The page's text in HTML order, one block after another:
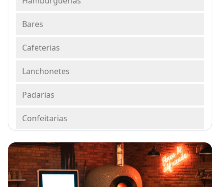
Bares
Cafeterias
Lanchonetes
Padarias
Confeitarias
Sorveterias
Fast Food